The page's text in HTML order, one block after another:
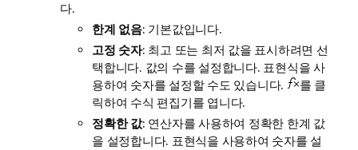
다.
한계 없음: 기본값입니다.
고정 숫자: 최고 또는 최저 값을 표시하려면 선
택합니다. 값의 수를 설정합니다. 표현식을 사
용하여 숫자를 설정할 수도 있습니다.
를 클
릭하여 수식 편집기를 엽니다.
정확한 값: 연산자를 사용하여 정확한 한계 값
을 설정합니다. 표현식을 사용하여 숫자를 설